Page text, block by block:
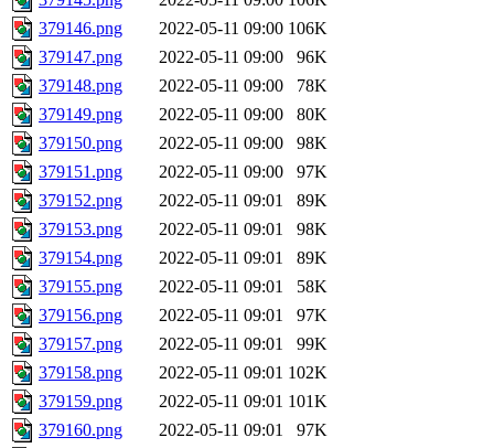
379146.png
2022-05-11 09:00 106K
379147.png
2022-05-11 09:00
96K
379148.png
2022-05-11 09:00
78K
379149.png
2022-05-11 09:00
80K
379150.png
2022-05-11 09:00
98K
379151.png
2022-05-11 09:00
97K
379152.png
2022-05-11 09:01
89K
379153.png
2022-05-11 09:01
98K
379154.png
2022-05-11 09:01
89K
379155.png
2022-05-11 09:01
58K
379156.png
2022-05-11 09:01
97K
379157.png
2022-05-11 09:01
99K
379158.png
2022-05-11 09:01 102K
379159.png
2022-05-11 09:01 101K
379160.png
2022-05-11 09:01
97K